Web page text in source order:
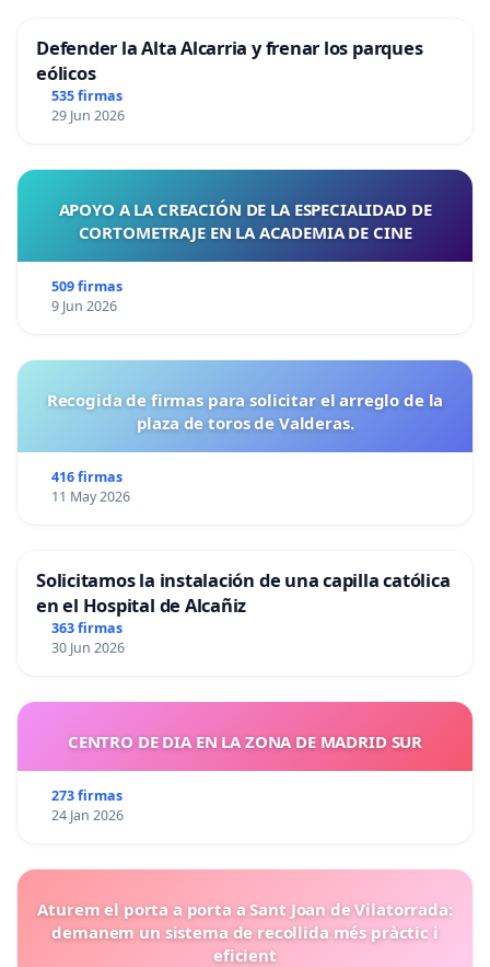
Defender la Alta Alcarria y frenar los parques
eólicos
535 firmas
29 Jun 2026
APOYO A LA CREACIÓN DE LA ESPECIALIDAD DE
CORTOMETRAJE EN LA ACADEMIA DE CINE
509 firmas
9 Jun 2026
Recogida de firmas para solicitar el arreglo de la
plaza de toros de Valderas.
416 firmas
11 May 2026
Solicitamos la instalación de una capilla católica
en el Hospital de Alcañiz
363 firmas
30 Jun 2026
CENTRO DE DIA EN LA ZONA DE MADRID SUR
273 firmas
24 Jan 2026
Aturem el porta a porta a Sant Joan de Vilatorrada:
demanem un sistema de recollida més pràctic i
eficient